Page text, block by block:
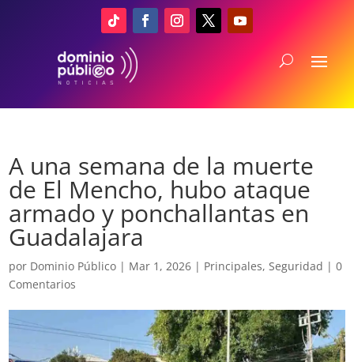
A una semana de la muerte
de El Mencho, hubo ataque
armado y ponchallantas en
Guadalajara
por Dominio Público | Mar 1, 2026 | Principales,Seguridad |0
Comentarios